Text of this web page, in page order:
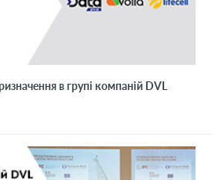
в групі компаній DVL